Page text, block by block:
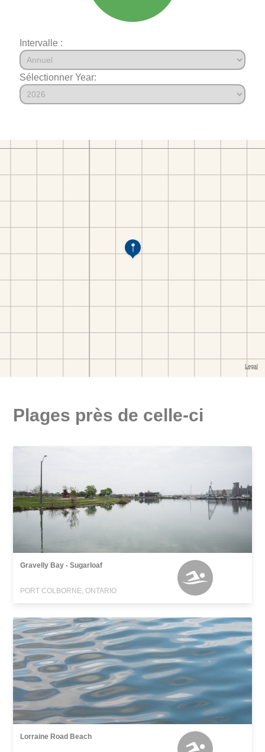
Intervalle :
Sélectionner Year:
Plages près de celle-ci
Gravelly Bay - Sugarloaf
PORT COLBORNE, ONTARIO
Lorraine Road Beach